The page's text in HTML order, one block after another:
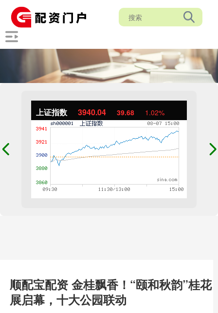
上证指数 3940.04 39.68 1.02%
顺配宝配资 金桂飘香！“颐和秋韵”桂花
展启幕，十大公园联动